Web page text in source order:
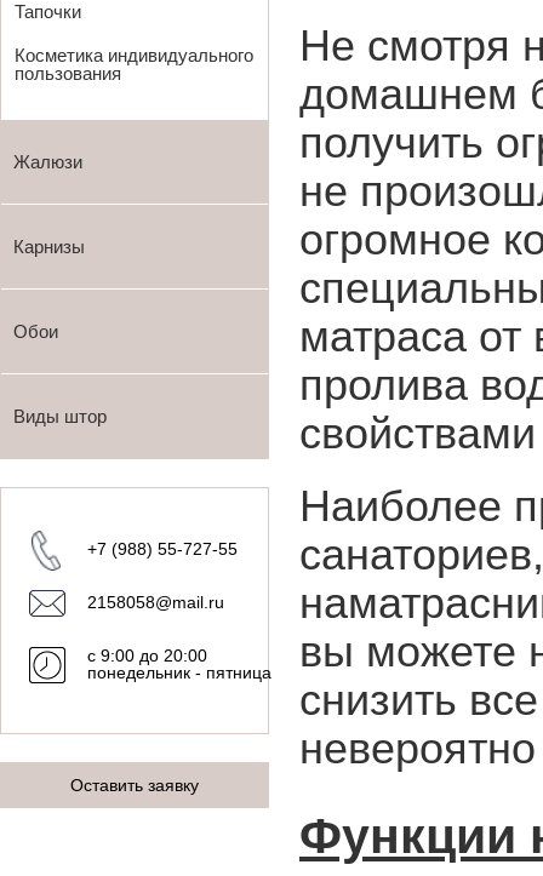
Тапочки
Косметика индивидуального
пользования
Жалюзи
Карнизы
Обои
Виды штор
+7 (988) 55-727-55
2158058@mail.ru
с 9:00 до 20:00
понедельник - пятница
Оставить заявку
Не смотря
домашнем
получить
не
огромное
матраса
пролива
Наиболее
вы можете
снизить
Функции